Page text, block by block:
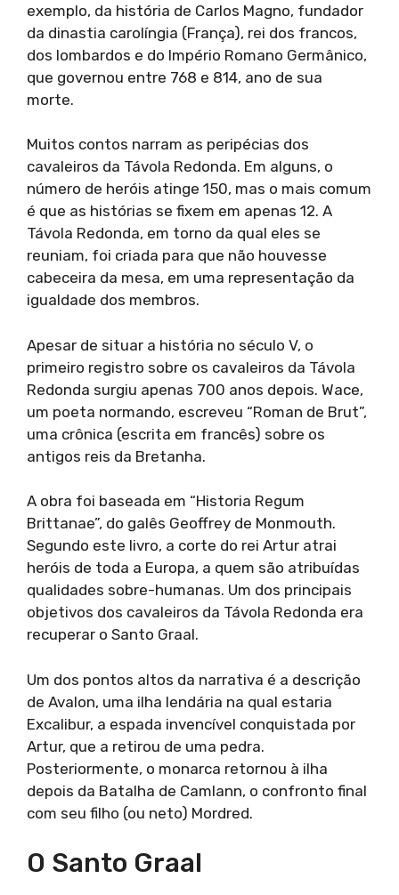
exemplo, da história de Carlos Magno, fundador
da dinastia carolíngia (França), rei dos francos,
dos lombardos e do Império Romano Germânico,
que governou entre 768 e 814, ano de sua
morte.
Muitos contos narram as peripécias dos
cavaleiros da Távola Redonda. Em alguns, o
número de heróis atinge 150, mas o mais comum
é que as histórias se fixem em apenas 12. A
Távola Redonda, em torno da qual eles se
reuniam, foi criada para que não houvesse
cabeceira da mesa, em uma representação da
igualdade dos membros.
Apesar de situar a história no século V, o
primeiro registro sobre os cavaleiros da Távola
Redonda surgiu apenas 700 anos depois. Wace,
um poeta normando, escreveu “Roman de Brut”,
uma crônica (escrita em francês) sobre os
antigos reis da Bretanha.
A obra foi baseada em “Historia Regum
Brittanae”, do galês Geoffrey de Monmouth.
Segundo este livro, a corte do rei Artur atrai
heróis de toda a Europa, a quem são atribuídas
qualidades sobre-humanas. Um dos principais
objetivos dos cavaleiros da Távola Redonda era
recuperar o Santo Graal.
Um dos pontos altos da narrativa é a descrição
de Avalon, uma ilha lendária na qual estaria
Excalibur, a espada invencível conquistada por
Artur, que a retirou de uma pedra.
Posteriormente, o monarca retornou à ilha
depois da Batalha de Camlann, o confronto final
com seu filho (ou neto) Mordred.
O Santo Graal